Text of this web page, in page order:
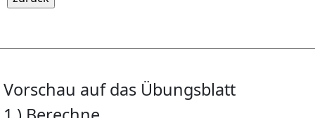
Vorschau auf das Übungsblatt